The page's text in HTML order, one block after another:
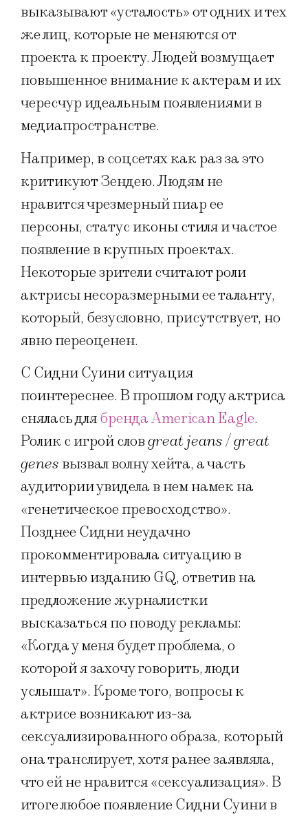
выказывают «усталость» от одних и тех
же лиц, которые не меняются от
проекта к проекту. Людей возмущает
повышенное внимание к актерам и их
чересчур идеальным появлениями в
медиапространстве.
Например, в соцсетях как раз за это
критикуют Зендею. Людям не
нравится чрезмерный пиар ее
персоны, статус иконы стиля и частое
появление в крупных проектах.
Некоторые зрители считают роли
актрисы несоразмерными ее таланту,
который, безусловно, присутствует, но
явно переоценен.
С Сидни Суини ситуация
поинтереснее. В прошлом году актриса
снялась длябренда American Eagle.
Ролик с игрой словgreat jeans/great
genes вызвал волну хейта, а часть
аудитории увидела в нем намек на
«генетическое превосходство».
Позднее Сидни неудачно
прокомментировала ситуацию в
интервью изданию GQ, ответив на
предложение журналистки
высказаться по поводу рекламы:
«Когда у меня будет проблема, о
которой я захочу говорить, люди
услышат». Кроме того, вопросы к
актрисе возникают из-за
сексуализированного образа, который
она транслирует, хотя ранее заявляла,
что ей не нравится «сексуализация». В
итоге любое появление Сидни Суини в